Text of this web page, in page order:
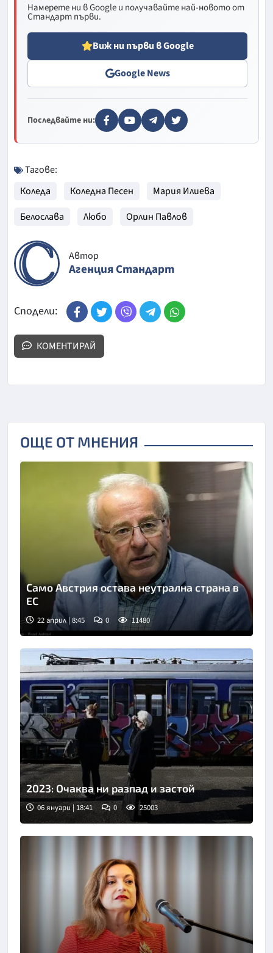
Намерете ни в Google и получавайте най-новото от
Стандарт първи.
Виж ни първи в Google
Google News
Последвайте ни:
Тагове:
Коледа
Коледна Песен
Мария Илиева
Белослава
Любо Орлин Павлов
Автор
Агенция Стандарт
Сподели:
КОМЕНТИРАЙ
ОЩЕ ОТ МНЕНИЯ
Само Австрия остава неутрална страна в
ЕС
22 април | 8:45 0 11480
2023: Очаква ни разпад и застой
06 януари | 18:41 0 25003